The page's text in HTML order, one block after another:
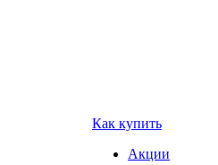
Как купить
Акции